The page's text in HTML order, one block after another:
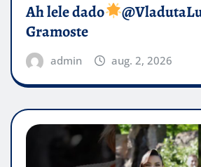
Ah lele dado​
Gramoste
admin aug. 2, 2026